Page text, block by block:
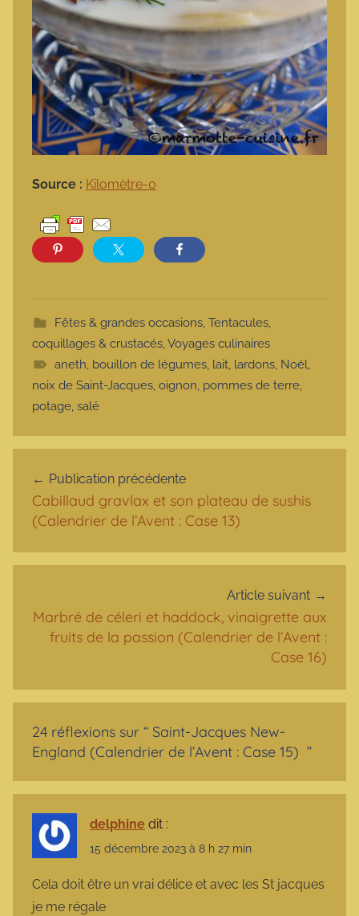
Source : Kilomètre-0
Fêtes & grandes occasions, Tentacules,
coquillages & crustacés,Voyages culinaires
aneth, bouillon de légumes, lait, lardons, Noël,
noix de Saint-Jacques, oignon, pommes de terre,
potage, salé
Publication précédente
Cabillaud gravlax et son plateau de sushis
(Calendrier de l’Avent : Case 13)
Article suivant
Marbré de céleri et haddock, vinaigrette aux
fruits de la passion (Calendrier de l’Avent :
Case 16)
24 réflexions sur “ Saint-Jacques New-
England (Calendrier de l’Avent : Case 15) ”
delphine dit :
15 décembre 2023 à 8 h 27 min
Cela doit être un vrai délice et avec les St jacques
je me régale